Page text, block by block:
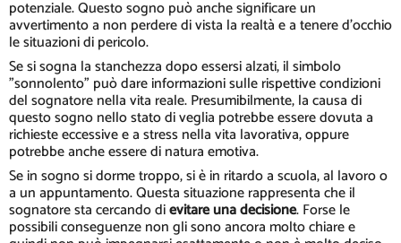
potenziale. Questo sogno può anche significare un
avvertimento a non perdere di vista la realtà e a tenere d'occhio
le situazioni di pericolo.
Se si sogna la stanchezza dopo essersi alzati, il simbolo
"sonnolento" può dare informazioni sulle rispettive condizioni
del sognatore nella vita reale. Presumibilmente, la causa di
questo sogno nello stato di veglia potrebbe essere dovuta a
richieste eccessive e a stress nella vita lavorativa, oppure
potrebbe anche essere di natura emotiva.
Se in sogno si dorme troppo, si è in ritardo a scuola, al lavoro o
a un appuntamento. Questa situazione rappresenta che il
sognatore sta cercando dievitare una decisione. Forse le
possibili conseguenze non gli sono ancora molto chiare e